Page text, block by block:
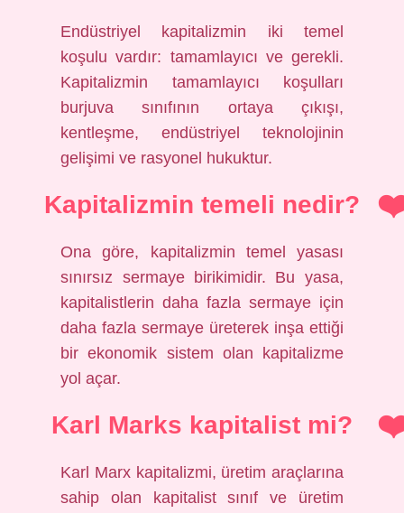
Endüstriyel kapitalizmin iki temel
koşulu vardır: tamamlayıcı ve gerekli.
Kapitalizmin tamamlayıcı koşulları
burjuva sınıfının ortaya çıkışı,
kentleşme, endüstriyel teknolojinin
gelişimi ve rasyonel hukuktur.
Kapitalizmin temeli nedir?
Ona göre, kapitalizmin temel yasası
sınırsız sermaye birikimidir. Bu yasa,
kapitalistlerin daha fazla sermaye için
daha fazla sermaye üreterek inşa ettiği
bir ekonomik sistem olan kapitalizme
yol açar.
Karl Marks kapitalist mi?
Karl Marx kapitalizmi, üretim araçlarına
sahip olan kapitalist sınıf ve üretim